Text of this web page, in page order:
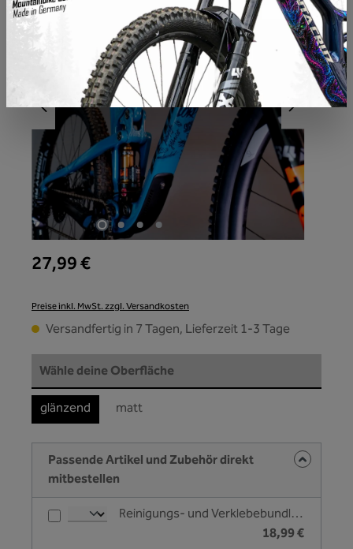
27,99 €
Preise inkl. MwSt. zzgl. Versandkosten
Versandfertig in 7 Tagen, Lieferzeit 1-3 Tage
Wähle deine Oberflächeauswählen
glänzend matt
Passende Artikel und Zubehör direkt
mitbestellen
Reinigungs- und Verklebebundle - Unleazhed
18,99 €